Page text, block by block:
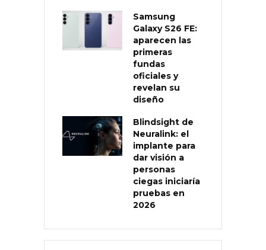
Samsung
Galaxy S26 FE:
aparecen las
primeras
fundas
oficiales y
revelan su
diseño
Blindsight de
Neuralink: el
implante para
dar visión a
personas
ciegas iniciaría
pruebas en
2026